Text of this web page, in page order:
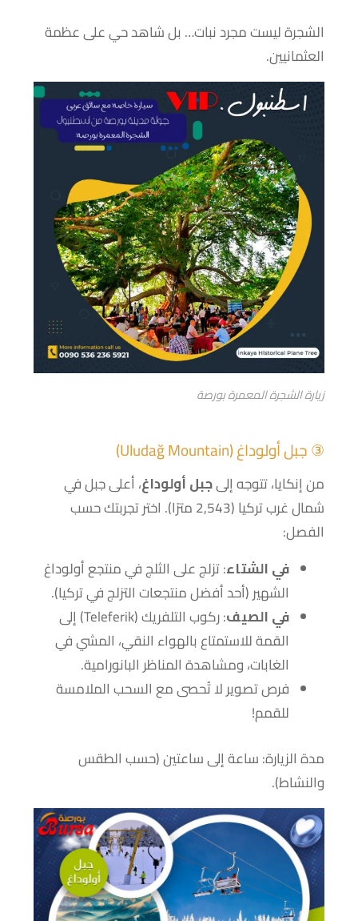
الشجرة ليست مجرد نبات… بل شاهد حي على عظمة
العثمانيين.
زيارة الشجرة المعمرة بورصة
③ جبل أولوداغ (Uludağ Mountain)
من إنكايا، تتوجه إلىجبل أولوداغ، أعلى جبل في
شمال غرب تركيا (2,543 مترًا). اختر تجربتك حسب
الفصل:
في الشتاء: تزلج على الثلج في منتجع أولوداغ
الشهير (أحد أفضل منتجعات التزلج في تركيا).
في الصيف
: ركوب التلفريك (Teleferik) إلى
القمة للاستمتاع بالهواء النقي، المشي في
الغابات، ومشاهدة المناظر البانورامية.
فرص تصوير لا تُحصى مع السحب الملامسة
للقمم!
مدة الزيارة: ساعة إلى ساعتين (حسب الطقس
والنشاط).